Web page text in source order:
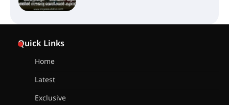
Quick Links
Home
Latest
Exclusive